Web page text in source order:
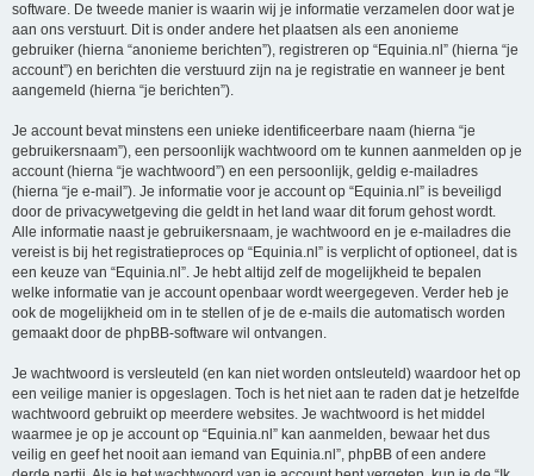
software. De tweede manier is waarin wij je informatie verzamelen door wat je
aan ons verstuurt. Dit is onder andere het plaatsen als een anonieme
gebruiker (hierna “anonieme berichten”), registreren op “Equinia.nl” (hierna “je
account”) en berichten die verstuurd zijn na je registratie en wanneer je bent
aangemeld (hierna “je berichten”).
Je account bevat minstens een unieke identificeerbare naam (hierna “je
gebruikersnaam”), een persoonlijk wachtwoord om te kunnen aanmelden op je
account (hierna “je wachtwoord”) en een persoonlijk, geldig e-mailadres
(hierna “je e-mail”). Je informatie voor je account op “Equinia.nl” is beveiligd
door de privacywetgeving die geldt in het land waar dit forum gehost wordt.
Alle informatie naast je gebruikersnaam, je wachtwoord en je e-mailadres die
vereist is bij het registratieproces op “Equinia.nl” is verplicht of optioneel, dat is
een keuze van “Equinia.nl”. Je hebt altijd zelf de mogelijkheid te bepalen
welke informatie van je account openbaar wordt weergegeven. Verder heb je
ook de mogelijkheid om in te stellen of je de e-mails die automatisch worden
gemaakt door de phpBB-software wil ontvangen.
Je wachtwoord is versleuteld (en kan niet worden ontsleuteld) waardoor het op
een veilige manier is opgeslagen. Toch is het niet aan te raden dat je hetzelfde
wachtwoord gebruikt op meerdere websites. Je wachtwoord is het middel
waarmee je op je account op “Equinia.nl” kan aanmelden, bewaar het dus
veilig en geef het nooit aan iemand van Equinia.nl”, phpBB of een andere